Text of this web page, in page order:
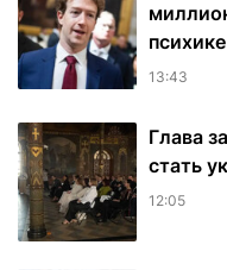
психике
13:43
Глава
стать
12:05